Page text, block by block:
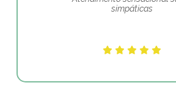
simpáticas